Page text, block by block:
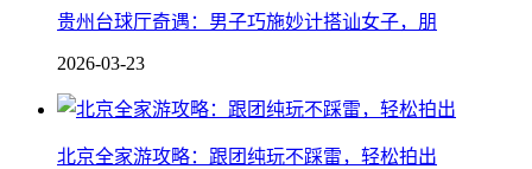
贵州台球厅奇遇：男子巧施妙计搭讪女子，朋
2026-03-23
北京全家游攻略：跟团纯玩不踩雷，轻松拍出